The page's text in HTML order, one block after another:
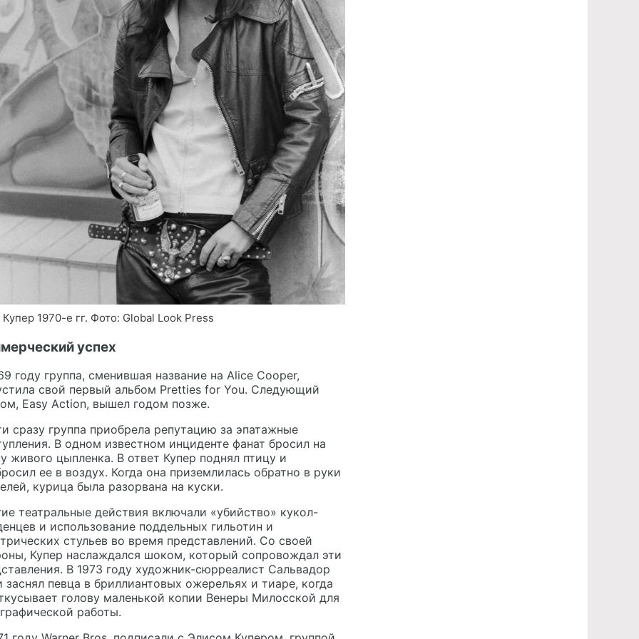
1970-е гг. Фото: Global Look Press
успех
году группа, сменившая название на Alice Cooper,
свой первый альбом Pretties for You. Следующий
Easy Action, вышел годом позже.
сразу группа приобрела репутацию за эпатажные
В одном известном инциденте фанат бросил на
живого цыпленка. В ответ Купер поднял птицу и
ее в воздух. Когда она приземлилась обратно в руки
курица была разорвана на куски.
театральные действия включали «убийство» кукол-
и использование поддельных гильотин и
стульев во время представлений. Со своей
Купер наслаждался шоком, который сопровождал эти
В 1973 году художник-сюрреалист Сальвадор
заснял певца в бриллиантовых ожерельях и тиаре, когда
голову маленькой копии Венеры Милосской для
работы.